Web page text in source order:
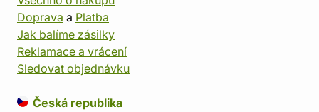
Doprava a Platba
Jak balíme zásilky
Reklamace a vrácení
Sledovat objednávku
Česká republika